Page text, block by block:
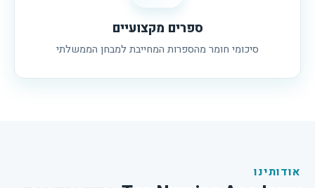
ספרים מקצועיים
סיכומי חומר מהספרות המחייבת למבחן הממשלתי
אודותינו